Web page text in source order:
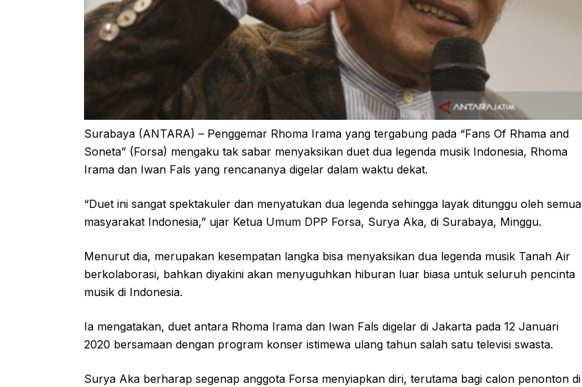
Surabaya (ANTARA) – Penggemar Rhoma Irama yang tergabung pada “Fans Of Rhama and
Soneta” (Forsa) mengaku tak sabar menyaksikan duet dua legenda musik Indonesia, Rhoma
Irama dan Iwan Fals yang rencananya digelar dalam waktu dekat.
“Duet ini sangat spektakuler dan menyatukan dua legenda sehingga layak ditunggu oleh semua
masyarakat Indonesia,” ujar Ketua Umum DPP Forsa, Surya Aka, di Surabaya, Minggu.
Menurut dia, merupakan kesempatan langka bisa menyaksikan dua legenda musik Tanah Air
berkolaborasi, bahkan diyakini akan menyuguhkan hiburan luar biasa untuk seluruh pencinta
musik di Indonesia.
Ia mengatakan, duet antara Rhoma Irama dan Iwan Fals digelar di Jakarta pada 12 Januari
2020 bersamaan dengan program konser istimewa ulang tahun salah satu televisi swasta.
Surya Aka berharap segenap anggota Forsa menyiapkan diri, terutama bagi calon penonton di